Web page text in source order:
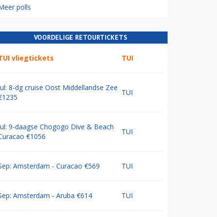
polls
VOORDELIGE RETOURTICKETS
vliegtickets TUI
8-dg cruise Oost Middellandse Zee
TUI
9-daagse Chogogo Dive & Beach
€1056
TUI
Amsterdam - Curacao €569 TUI
Amsterdam - Aruba €614 TUI